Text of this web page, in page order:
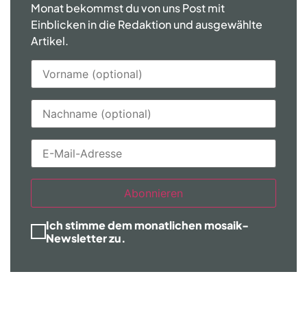
Monat bekommst du von uns Post mit
Einblicken in die Redaktion und ausgewählte
Artikel.
Abonnieren
Ich stimme dem monatlichen mosaik-
Newsletter zu.